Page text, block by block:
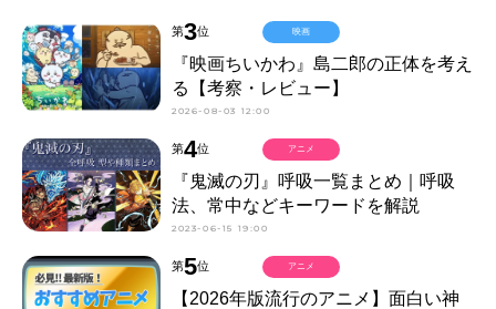
第3位
『映画ちいかわ』島二郎の正体を考え
る【考察・レビュー】
2026-08-03 12:00
映画
第4位
『鬼滅の刃』呼吸一覧まとめ｜呼吸
法、常中などキーワードを解説
2023-06-15 19:00
アニメ
第5位
【2026年版流行のアニメ】面白い神
アニメ